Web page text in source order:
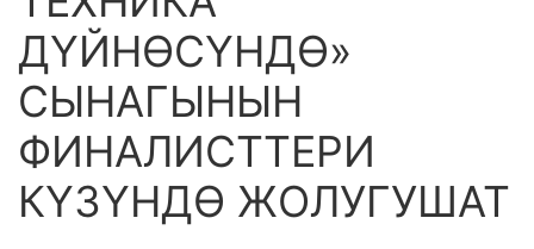
ДҮЙНӨСҮНДӨ»
СЫНАГЫНЫН
ФИНАЛИСТТЕРИ
КҮЗҮНДӨ ЖОЛУГУШАТ